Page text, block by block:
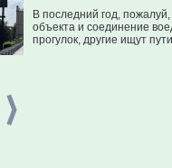
В последний год,
объекта и соединение
прогулок, другие ищут